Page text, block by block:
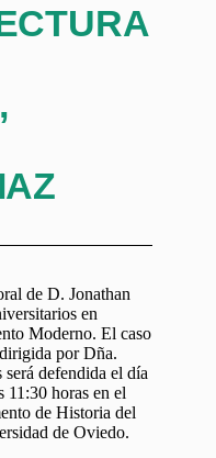
de D. Jonathan
en
Moderno. El caso
por Dña.
defendida el día
11:30 horas en el
de Historia del
de Oviedo.